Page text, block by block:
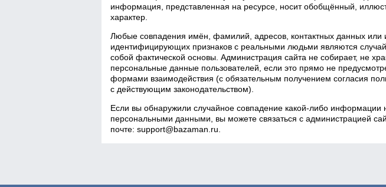
информация, представленная на ресурсе, носит обобщённый,
характер.
Любые совпадения имён, фамилий, адресов, контактных данных или
идентифицирующих признаков с реальными людьми являются
собой фактической основы. Администрация сайта не собирает, не
персональные данные пользователей, если это прямо не
формами взаимодействия (с обязательным получением согласия
с действующим законодательством).
Если вы обнаружили случайное совпадение какой‑либо информации
персональными данными, вы можете связаться с администрацией
почте:support@bazaman.ru